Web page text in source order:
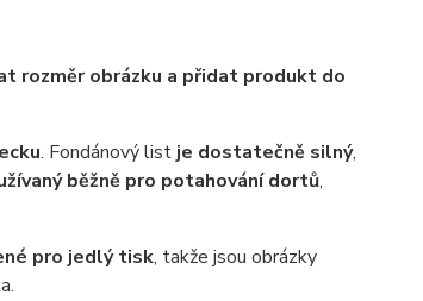
rozměr obrázku a přidat produkt do
. Fondánový list je dostatečně silný,
běžně pro potahování dortů,
pro jedlý tisk, takže jsou obrázky